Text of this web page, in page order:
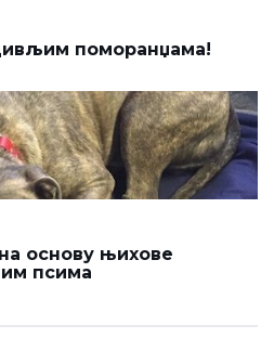
поморанџама!
основу њихове
псима